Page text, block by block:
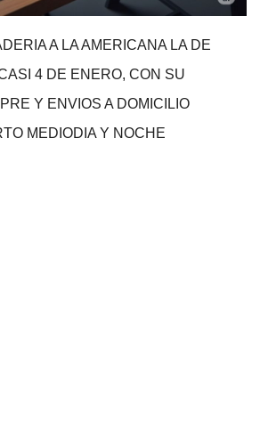
A LA AMERICANA LA DE
4 DE ENERO, CON SU
Y ENVIOS A DOMICILIO
MEDIODIA Y NOCHE